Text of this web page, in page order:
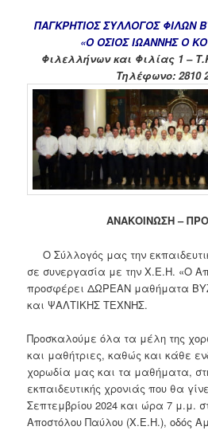
ΠΑΓΚΡΗΤΙΟΣ ΣΥΛΛΟΓΟΣ ΦΙΛΩΝ
«Ο ΟΣΙΟΣ ΙΩΑΝΝΗΣ Ο
Φιλελλήνων και Φιλίας 1 –
Τηλέφωνο: 2810
ΑΝΑΚΟΙΝΩΣΗ –
Ο Σύλλογός μας την
σε συνεργασία με την Χ.Ε.Η. «Ο
προσφέρει ΔΩΡΕΑΝ μαθήματα
και ΨΑΛΤΙΚΗΣ ΤΕΧΝΗΣ.
Προσκαλούμε όλα τα μέλη της
και μαθήτριες, καθώς και κάθε
χορωδία μας και τα μαθήματα,
εκπαιδευτικής χρονιάς που θα
Σεπτεμβρίου 2024 και ώρα 7 μ.μ.
Αποστόλου Παύλου (Χ.Ε.Η.), οδός